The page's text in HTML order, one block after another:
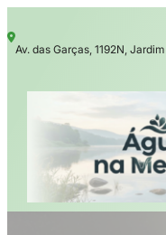
para
conteúdo
Av. das Garças, 1192N,